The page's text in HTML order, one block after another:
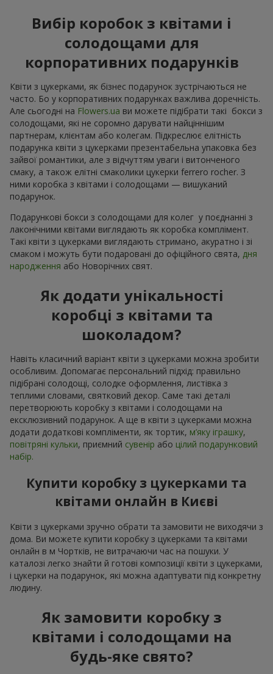
Вибір коробок з квітами і
солодощами для
корпоративних подарунків
Квіти з цукерками, як бізнес подарунок зустрічаються не
часто. Бо у корпоративних подарунках важлива доречність.
Але сьогодні на Flowers.ua ви можете підібрати такі бокси з
солодощами, які не соромно дарувати найціннішим
партнерам, клієнтам або колегам. Підкреслює елітність
подарунка квіти з цукерками презентабельна упаковка без
зайвої романтики, але з відчуттям уваги і витонченого
смаку, а також елітні смаколики цукерки ferrero rocher. З
ними коробка з квітами і солодощами — вишуканий
подарунок.
Подарункові бокси з солодощами для колег у поєднанні з
лаконічними квітами виглядають як коробка комплімент.
Такі квіти з цукерками виглядають стримано, акуратно і зі
смаком і можуть бути подаровані до офіційного свята, дня
народження або Новорічних свят.
Як додати унікальності
коробці з квітами та
шоколадом?
Навіть класичний варіант квіти з цукерками можна зробити
особливим. Допомагає персональний підхід: правильно
підібрані солодощі, солодке оформлення, листівка з
теплими словами, святковий декор. Саме такі деталі
перетворюють коробку з квітами і солодощами на
ексклюзивний подарунок. А ще в квіти з цукерками можна
додати додаткові компліменти, як тортик, м’яку іграшку,
повітряні кульки, приємний сувенір або цілий подарунковий
набір.
Купити коробку з цукерками та
квітами онлайн в Києві
Квіти з цукерками зручно обрати та замовити не виходячи з
дома. Ви можете купити коробку з цукерками та квітами
онлайн в м Чортків, не витрачаючи час на пошуки. У
каталозі легко знайти й готові композиції квіти з цукерками,
і цукерки на подарунок, які можна адаптувати під конкретну
людину.
Як замовити коробку з
квітами і солодощами на
будь-яке свято?